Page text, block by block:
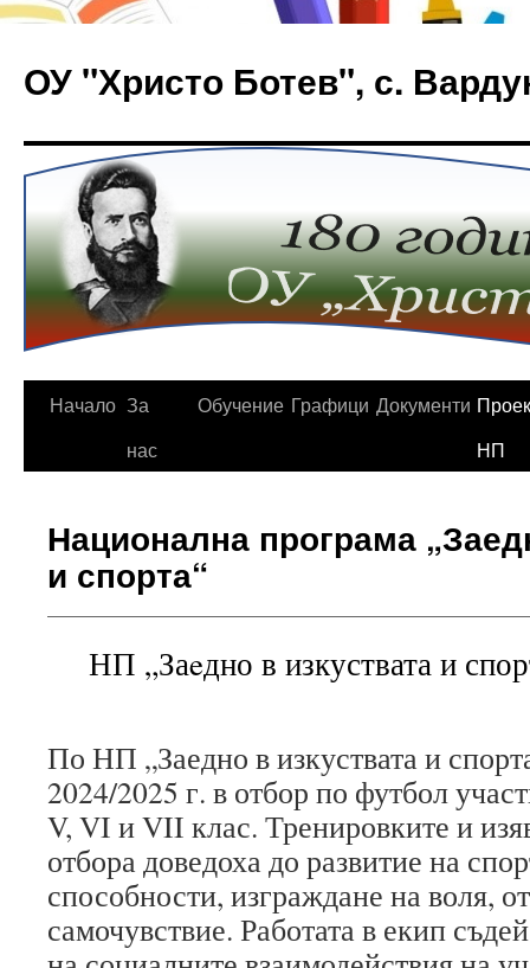
ОУ "Христо Ботев", с.
Начало За
нас
Обучение Графици Документи
НП
Национална програма
и спорта“
НП „Заeдно в изкуствата и
По НП „Заедно в изкуствата и
2024/2025 г. в отбор по футбол
V, VI и VII клас. Тренировките и
отбора доведоха до развитие на
способности, изграждане на воля,
самочувствие. Работата в екип